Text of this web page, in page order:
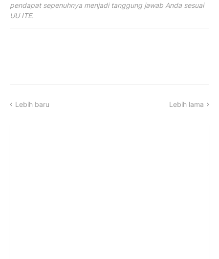
pendapat sepenuhnya menjadi tanggung jawab Anda sesuai
UU ITE.
Lebih baru Lebih lama